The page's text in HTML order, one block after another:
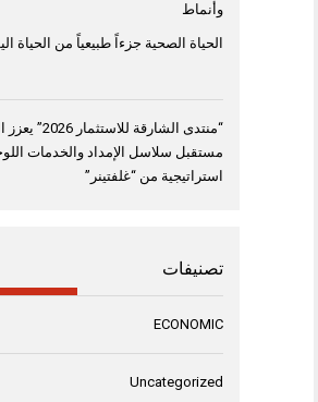
وأنماط
الحياة الصحية جزءاً طبيعياً من الحياة
“منتدى الشارقة
مستقبل سلاسل الإمداد والخدمات
استراتيجية من “غلفتينر”
تصنيفات
ECONOMIC
Uncategorized